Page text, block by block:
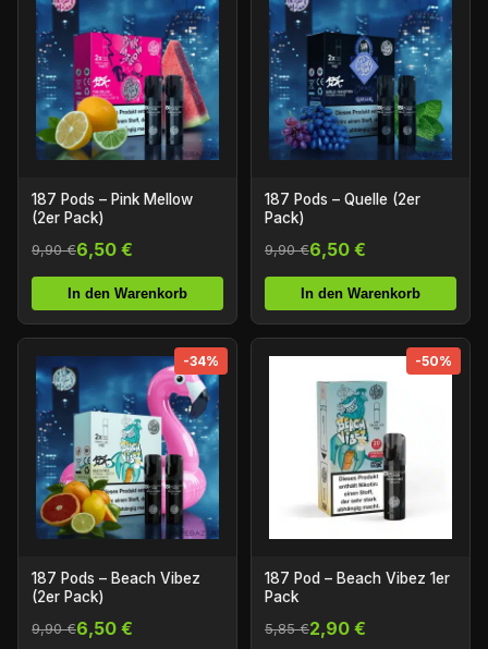
187 Pods – Pink Mellow
(2er Pack)
9,90 €6,50 €
In den Warenkorb
187 Pods – Quelle (2er
Pack)
9,90 €6,50 €
In den Warenkorb
-34%
187 Pods – Beach Vibez
(2er Pack)
9,90 €6,50 €
-50%
187 Pod – Beach Vibez 1er
Pack
5,85 €2,90 €